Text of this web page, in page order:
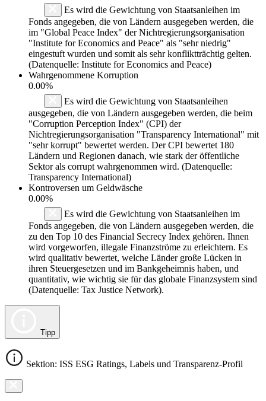
Es wird die Gewichtung von Staatsanleihen im
Fonds angegeben, die von Ländern ausgegeben werden, die
im "Global Peace Index" der Nichtregierungsorganisation
"Institute for Economics and Peace" als "sehr niedrig"
eingestuft wurden und somit als sehr konfliktträchtig gelten.
(Datenquelle: Institute for Economics and Peace)
Wahrgenommene Korruption
0.00%
Es wird die Gewichtung von Staatsanleihen
ausgegeben, die von Ländern ausgegeben werden, die beim
"Corruption Perception Index" (CPI) der
Nichtregierungsorganisation "Transparency International" mit
"sehr korrupt" bewertet werden. Der CPI bewertet 180
Ländern und Regionen danach, wie stark der öffentliche
Sektor als corrupt wahrgenommen wird. (Datenquelle:
Transparency International)
Kontroversen um Geldwäsche
0.00%
Es wird die Gewichtung von Staatsanleihen im
Fonds angegeben, die von Ländern ausgegeben werden, die
zu den Top 10 des Financial Secrecy Index gehören. Ihnen
wird vorgeworfen, illegale Finanzströme zu erleichtern. Es
wird qualitativ bewertet, welche Länder große Lücken in
ihren Steuergesetzen und im Bankgeheimnis haben, und
quantitativ, wie wichtig sie für das globale Finanzsystem sind
(Datenquelle: Tax Justice Network).
Tipp
Sektion: ISS ESG Ratings, Labels und Transparenz-Profil